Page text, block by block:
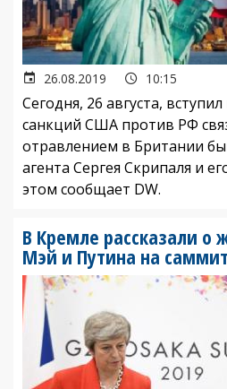
26.08.2019 10:15
Сегодня, 26 августа,
санкций США против РФ
отравлением в Британии
агента Сергея Скрипаля и
этом сообщает DW.
В Кремле рассказали о
Мэй и Путина на